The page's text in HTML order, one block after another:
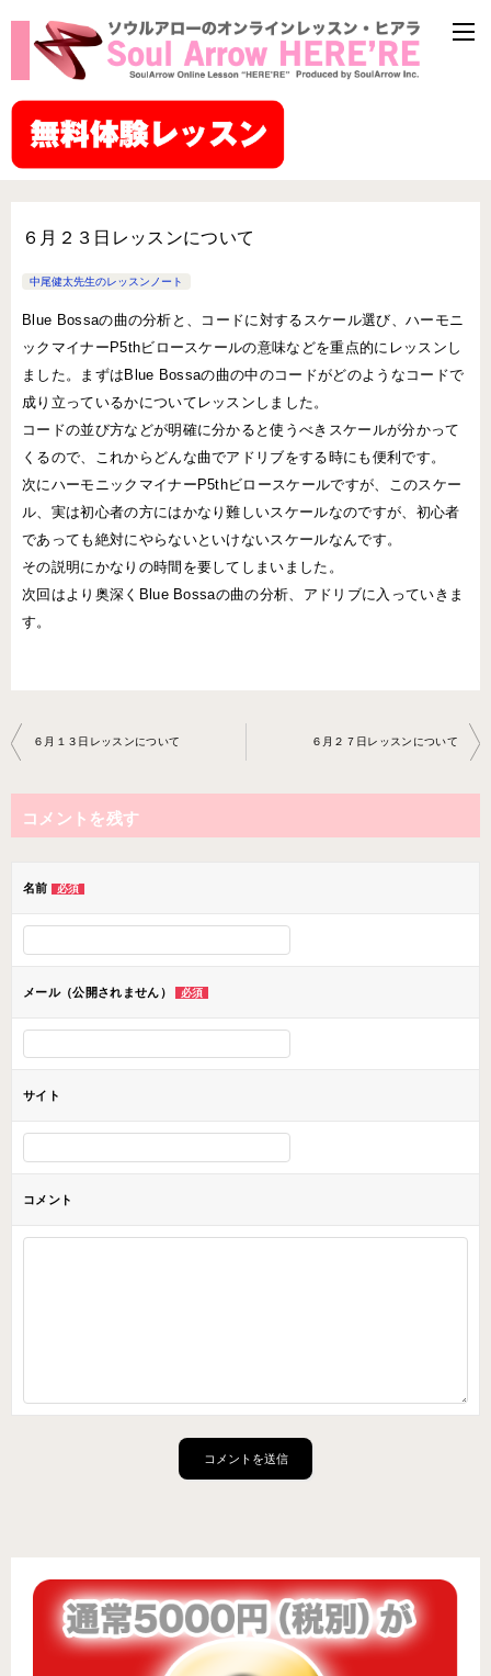
６月２３日レッスンについて
中尾健太先生のレッスンノート
Blue Bossaの曲の分析と、コードに対するスケール選び、ハーモニ
ックマイナーP5thビロースケールの意味などを重点的にレッスンし
ました。まずはBlue Bossaの曲の中のコードがどのようなコードで
成り立っているかについてレッスンしました。
コードの並び方などが明確に分かると使うべきスケールが分かって
くるので、これからどんな曲でアドリブをする時にも便利です。
次にハーモニックマイナーP5thビロースケールですが、このスケー
ル、実は初心者の方にはかなり難しいスケールなのですが、初心者
であっても絶対にやらないといけないスケールなんです。
その説明にかなりの時間を要してしまいました。
次回はより奥深くBlue Bossaの曲の分析、アドリブに入っていきま
す。
投
稿
ナ
ビ
ョ
ン
６月１３日レッスンについて ６月２７日レッスンについて
コメントを残す
名前 必須
メール（公開されません） 必須
サイト
コメント